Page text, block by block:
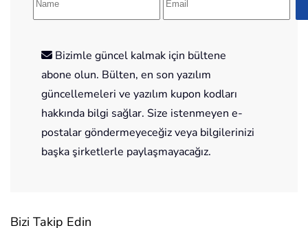
Bizimle güncel kalmak için bültene
abone olun. Bülten, en son yazılım
güncellemeleri ve yazılım kupon kodları
hakkında bilgi sağlar. Size istenmeyen e-
postalar göndermeyeceğiz veya bilgilerinizi
başka şirketlerle paylaşmayacağız.
Bizi Takip Edin